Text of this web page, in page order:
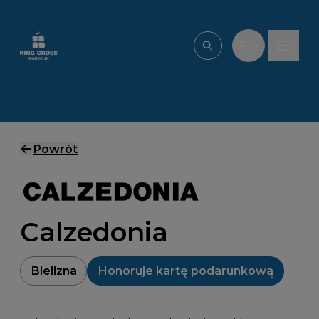
Wpisz, czego
Powrót
Calzedonia
Bielizna Honoruje kartę podarunkową